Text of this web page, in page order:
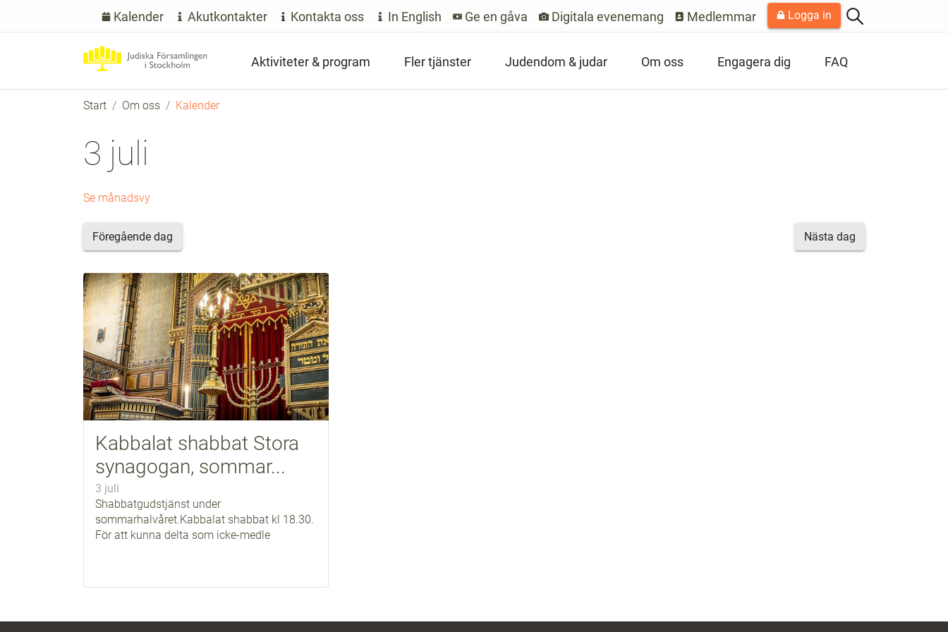
Kalender Akutkontakter Kontakta oss In English Ge en gåva Digitala evenemang Medlemmar Logga in
Aktiviteter & program Fler tjänster Judendom & judar Om oss Engagera dig FAQ
Start Om oss Kalender
3 juli
Se månadsvy
Föregående dag Nästa dag
Kabbalat shabbat Stora
synagogan, sommar...
3 juli
Shabbatgudstjänst under
sommarhalvåret.Kabbalat shabbat kl 18.30.
För att kunna delta som icke-medle